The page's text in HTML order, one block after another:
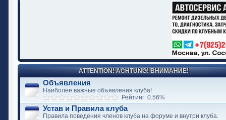
ATTENTION! ACHTUNG! ВНИМАНИЕ!
Объявления
Наиболее важные объявления клуба!
Рейтинг: 0.56%
Устав и Правила клуба
Правила поведения членов клуба на форуме и внутри клуба.